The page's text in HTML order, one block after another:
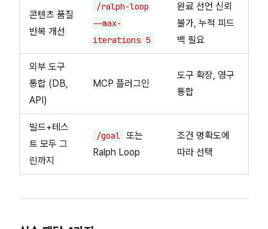
콘텐츠 품질
반복 개선
/ralph-loop
--max-
iterations 5
완료 선언 신뢰
불가, 누적 피드
백 필요
외부 도구
통합 (DB,
API)
MCP 플러그인
도구 확장, 영구
통합
빌드+테스
트 모두 그
린까지
/goal 또는
Ralph Loop
조건 명확도에
따라 선택